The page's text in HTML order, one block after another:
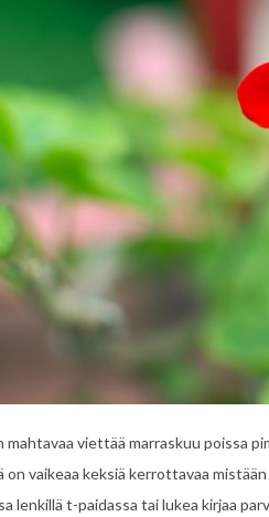
mahtavaa viettää marraskuu poissa
on vaikeaa keksiä kerrottavaa
lenkillä t-paidassa tai lukea kirjaa